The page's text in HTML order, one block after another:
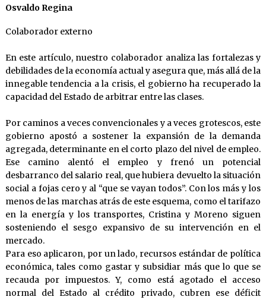
Osvaldo Regina
Colaborador externo
En este artículo, nuestro colaborador analiza las fortalezas y
debilidades de la economía actual y asegura que, más allá de la
innegable tendencia a la crisis, el gobierno ha recuperado la
capacidad del Estado de arbitrar entre las clases.
Por caminos a veces convencionales y a veces grotescos, este
gobierno apostó a sostener la expansión de la demanda
agregada, determinante en el corto plazo del nivel de empleo.
Ese camino alentó el empleo y frenó un potencial
desbarranco del salario real, que hubiera devuelto la situación
social a fojas cero y al “que se vayan todos”. Con los más y los
menos de las marchas atrás de este esquema, como el tarifazo
en la energía y los transportes, Cristina y Moreno siguen
sosteniendo el sesgo expansivo de su intervención en el
mercado.
Para eso aplicaron, por un lado, recursos estándar de política
económica, tales como gastar y subsidiar más que lo que se
recauda por impuestos. Y, como está agotado el acceso
normal del Estado al crédito privado, cubren ese déficit